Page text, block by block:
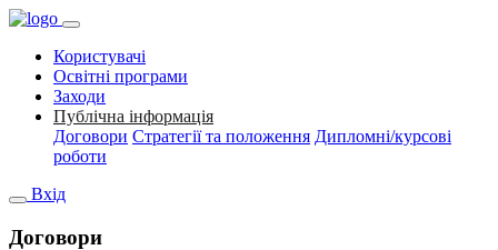
Користувачі
Освітні програми
Заходи
Публічна інформація
Договори Стратегії та положення Дипломні/курсові
роботи
Вхід
Договори